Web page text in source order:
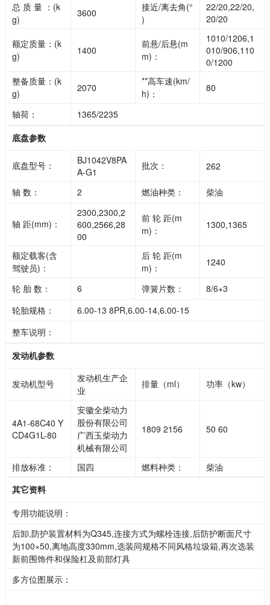
总 质 量 ：(k
g)
3600
接近/离去角(°
)
22/20,22/20,
20/20
额定质量：(k
g)
1400
前悬/后悬(m
m)：
1010/1206,1
010/906,110
0/1200
整备质量：(k
g)
2070
**高车速(km/
h)：
80
轴荷：
1365/2235
底盘参数
底盘型号：
BJ1042V8PA
A-G1
批次： 262
轴 数： 2 燃油种类： 柴油
轴 距(mm)：
2300,2300,2
600,2566,28
00
前 轮 距(m
m)：
1300,1365
额定载客(含
驾驶员)：
后 轮 距(m
m)：
1240
轮 胎 数： 6 弹簧片数：
8/6+3
轮胎规格：
6.00-13 8PR,6.00-14,6.00-15
整车说明：
发动机参数
发动机型号
发动机生产企
业
排量（ml） 功率（kw）
4A1-68C40 Y
CD4G1L-80
安徽全柴动力
股份有限公司
广西玉柴动力
机械有限公司
1809 2156 50 60
排放标准： 国四 燃料种类：
柴油
其它资料
专用功能说明：
后卸,防护装置材料为Q345,连接方式为螺栓连接,后防护断面尺寸
为100×50,离地高度330mm,选装同规格不同风格垃圾箱,再次选装
新前围饰件和保险杠及前部灯具
多方位图展示：